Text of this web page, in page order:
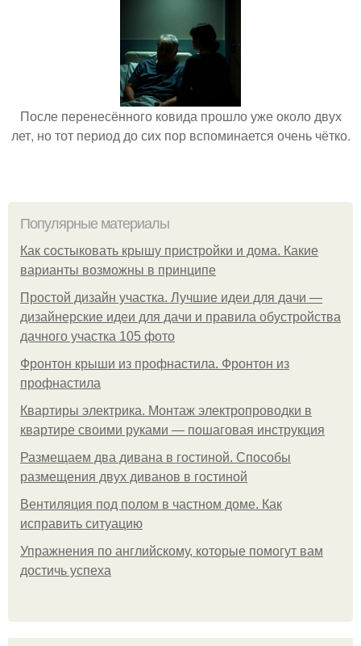
После перенесённого ковида прошло уже около двух
лет, но тот период до сих пор вспоминается очень чётко.
Популярные материалы
Как состыковать крышу пристройки и дома. Какие
варианты возможны в принципе
Простой дизайн участка. Лучшие идеи для дачи —
дизайнерские идеи для дачи и правила обустройства
дачного участка 105 фото
Фронтон крыши из профнастила. Фронтон из
профнастила
Квартиры электрика. Монтаж электропроводки в
квартире своими руками — пошаговая инструкция
Размещаем два дивана в гостиной. Способы
размещения двух диванов в гостиной
Вентиляция под полом в частном доме. Как
исправить ситуацию
Упражнения по английскому, которые помогут вам
достичь успеха